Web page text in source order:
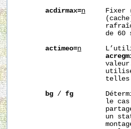
acdirmax=n
Fixer
de 60
actimeo=n
bg / fg
le
un